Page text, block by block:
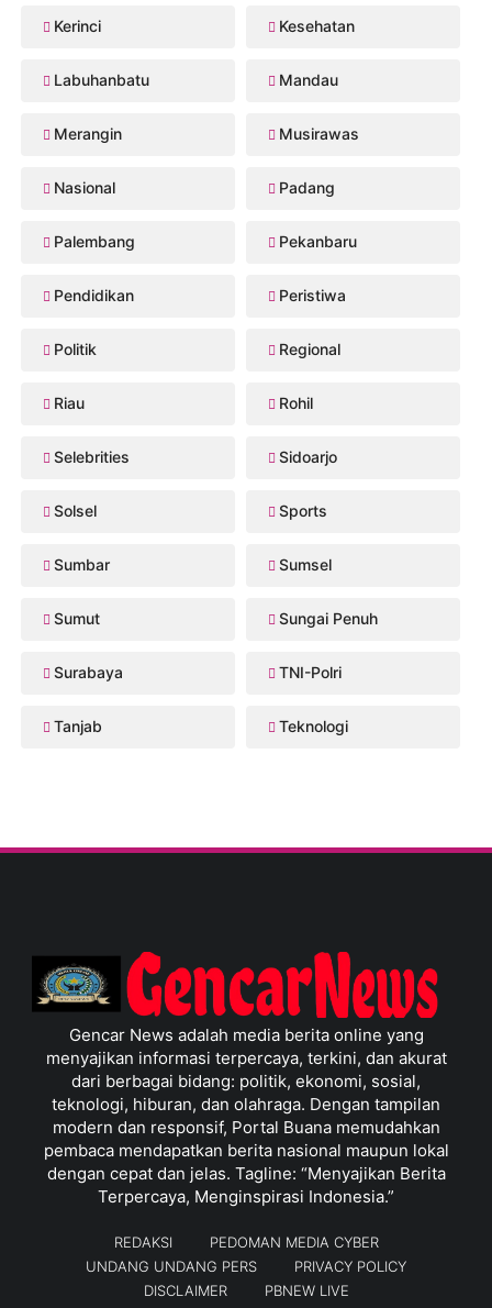
Kerinci Kesehatan
Labuhanbatu Mandau
Merangin Musirawas
Nasional Padang
Palembang Pekanbaru
Pendidikan Peristiwa
Politik Regional
Riau Rohil
Selebrities Sidoarjo
Solsel Sports
Sumbar Sumsel
Sumut Sungai Penuh
Surabaya TNI-Polri
Tanjab Teknologi
Gencar News adalah media berita online yang
menyajikan informasi terpercaya, terkini, dan akurat
dari berbagai bidang: politik, ekonomi, sosial,
teknologi, hiburan, dan olahraga. Dengan tampilan
modern dan responsif, Portal Buana memudahkan
pembaca mendapatkan berita nasional maupun lokal
dengan cepat dan jelas. Tagline: “Menyajikan Berita
Terpercaya, Menginspirasi Indonesia.”
REDAKSI
PEDOMAN MEDIA CYBER
UNDANG UNDANG PERS
PRIVACY POLICY
DISCLAIMER
PBNEW LIVE